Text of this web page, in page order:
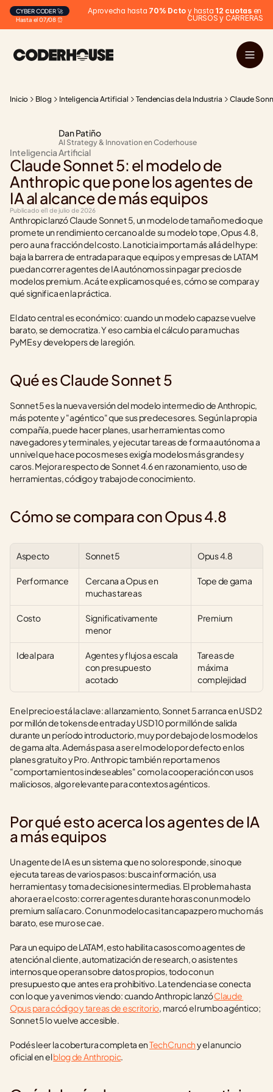
Hasta el 07/08 ⏰
CYBER CODER 🚀 Aprovecha hasta 70% Dcto y hasta 12 cuotas en
CURSOS y CARRERAS
Inicio Blog Inteligencia Artificial Tendencias de la Industria Claude
Dan Patiño
AI Strategy & Innovation en Coderhouse
Inteligencia Artificial
Claude Sonnet 5: el modelo de
Anthropic que pone los agentes de
IA al alcance de más equipos
Publicado el1 de julio de 2026
Anthropic lanzó Claude Sonnet 5, un modelo de tamaño medio que
promete un rendimiento cercano al de su modelo tope, Opus 4.8,
pero a una fracción del costo. La noticia importa más allá del hype:
baja la barrera de entrada para que equipos y empresas de LATAM
puedan correr agentes de IA autónomos sin pagar precios de
modelos premium. Acá te explicamos qué es, cómo se compara y
qué significa en la práctica.
El dato central es económico: cuando un modelo capaz se vuelve
barato, se democratiza. Y eso cambia el cálculo para muchas
PyMEs y developers de la región.
Qué es Claude Sonnet 5
Sonnet 5 es la nueva versión del modelo intermedio de Anthropic,
más potente y "agéntico" que sus predecesores. Según la propia
compañía, puede hacer planes, usar herramientas como
navegadores y terminales, y ejecutar tareas de forma autónoma a
un nivel que hace pocos meses exigía modelos más grandes y
caros. Mejora respecto de Sonnet 4.6 en razonamiento, uso de
herramientas, código y trabajo de conocimiento.
Cómo se compara con Opus 4.8
Aspecto Sonnet 5 Opus 4.8
Performance
Cercana a Opus en
muchas tareas
Tope de gama
Costo
Significativamente
menor
Premium
Ideal para
Agentes y flujos a escala
con presupuesto
acotado
Tareas de
máxima
complejidad
En el precio está la clave: al lanzamiento, Sonnet 5 arranca en USD 2
por millón de tokens de entrada y USD 10 por millón de salida
durante un período introductorio, muy por debajo de los modelos
de gama alta. Además pasa a ser el modelo por defecto en los
planes gratuito y Pro. Anthropic también reporta menos
"comportamientos indeseables" como la cooperación con usos
maliciosos, algo relevante para contextos agénticos.
Por qué esto acerca los agentes de IA
a más equipos
Un agente de IA es un sistema que no solo responde, sino que
ejecuta tareas de varios pasos: busca información, usa
herramientas y toma decisiones intermedias. El problema hasta
ahora era el costo: correr agentes durante horas con un modelo
premium salía caro. Con un modelo casi tan capaz pero mucho más
barato, ese muro se cae.
Para un equipo de LATAM, esto habilita casos como agentes de
atención al cliente, automatización de research, o asistentes
internos que operan sobre datos propios, todo con un
presupuesto que antes era prohibitivo. La tendencia se conecta
con lo que ya venimos viendo: cuando Anthropic lanzó Claude
Opus para código y tareas de escritorio, marcó el rumbo agéntico;
Sonnet 5 lo vuelve accesible.
Podés leer la cobertura completa en TechCrunch y el anuncio
oficial en el blog de Anthropic.